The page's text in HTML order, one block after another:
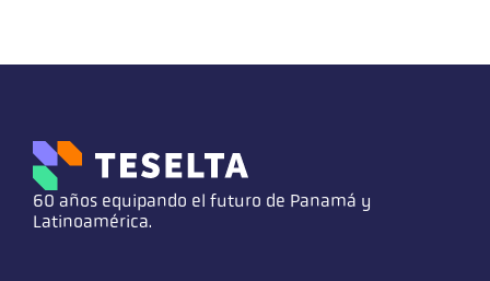
60 años equipando el futuro de Panamá y
Latinoamérica.